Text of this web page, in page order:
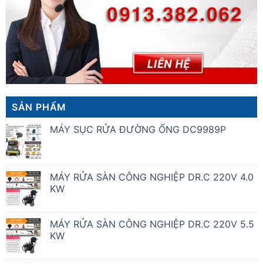
SẢN PHẨM
MÁY SỤC RỬA ĐƯỜNG ỐNG DC9989P
MÁY RỬA SÀN CÔNG NGHIỆP DR.C 220V 4.0
KW
MÁY RỬA SÀN CÔNG NGHIỆP DR.C 220V 5.5
KW